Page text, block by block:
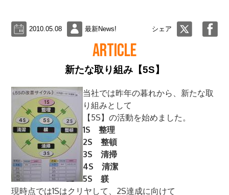
2010.05.08 最新News! シェア
ARTICLE
新たな取り組み【5S】